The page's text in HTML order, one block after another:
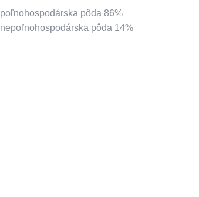
poľnohospodárska pôda 86%
nepoľnohospodárska pôda 14%